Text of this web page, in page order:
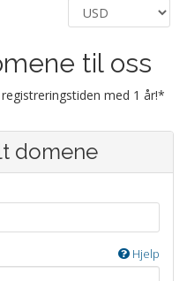
til oss
med 1 år!*
domene
Hjelp